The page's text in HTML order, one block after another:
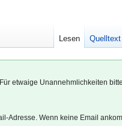
etwaige Unannehmlichkeiten
Adresse. Wenn keine Email
Lesen